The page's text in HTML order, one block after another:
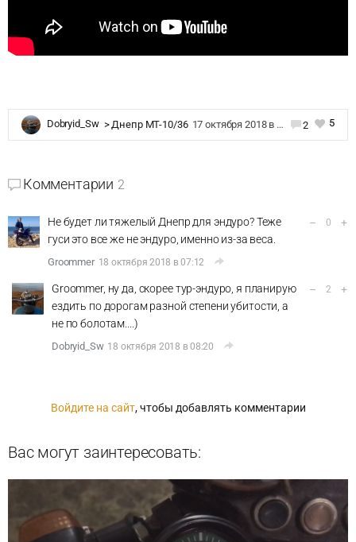
Dobryid_Sw > Днепр MT-10/36 17 октября 2018 в 16:24 2 5
Комментарии 2
Не будет ли тяжелый Днепр для эндуро? Теже
гуси это все же не эндуро, именно из-за веса.
Groommer 18 октября 2018 в 07:12
– 0 +
Groommer, ну да, скорее тур-эндуро, я планирую
ездить по дорогам разной степени убитости, а
не по болотам....)
Dobryid_Sw 18 октября 2018 в 08:20
– 2 +
Войдите на сайт, чтобы добавлять комментарии
Вас могут заинтересовать: